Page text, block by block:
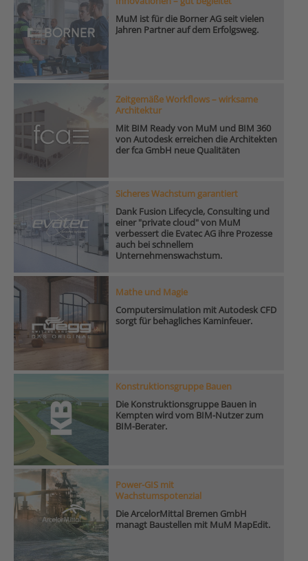
MuM ist für die Borner AG seit vielen
Jahren Partner auf dem Erfolgsweg.
Zeitgemäße Workflows – wirksame
Architektur
Mit BIM Ready von MuM und BIM 360
von Autodesk erreichen die Architekten
der fca GmbH neue Qualitäten
Sicheres Wachstum garantiert
Dank Fusion Lifecycle, Consulting und
einer "private cloud" von MuM
verbessert die Evatec AG ihre Prozesse
auch bei schnellem
Unternehmenswachstum.
Mathe und Magie
Computersimulation mit Autodesk CFD
sorgt für behagliches Kaminfeuer.
Konstruktionsgruppe Bauen
Die Konstruktionsgruppe Bauen in
Kempten wird vom BIM-Nutzer zum
BIM-Berater.
Power-GIS mit
Wachstumspotenzial
Die ArcelorMittal Bremen GmbH
managt Baustellen mit MuM MapEdit.